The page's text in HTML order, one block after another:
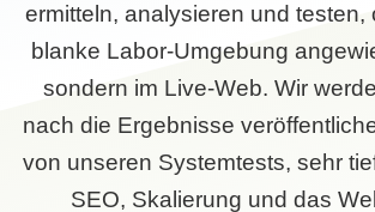
ermitteln, analysieren und testen,
blanke Labor-Umgebung
sondern im Live-Web. Wir
nach die Ergebnisse
von unseren Systemtests, sehr
SEO, Skalierung und das